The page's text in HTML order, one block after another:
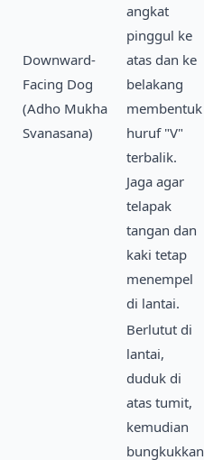
Downward-
Facing Dog
(Adho Mukha
Svanasana)
angkat
pinggul ke
atas dan ke
belakang
membentuk
huruf "V"
terbalik.
Jaga agar
telapak
tangan dan
kaki tetap
menempel
di lantai.
Berlutut di
lantai,
duduk di
atas tumit,
kemudian
bungkukkan